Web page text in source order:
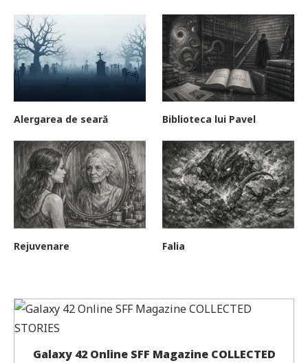
Alergarea de seară Biblioteca lui Pavel
Rejuvenare Falia
Galaxy 42 Online SFF Magazine COLLECTED